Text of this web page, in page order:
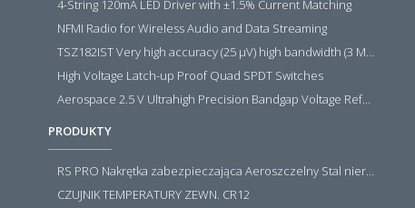
4-String 120mA LED Driver with ±1.5% Current Matching
NFMI Radio for Wireless Audio and Data Streaming
TSZ182IST Very high accuracy (25 µV) high bandwidth (3 MHz) zero drift 5 V operational amplifiers
High Voltage Latch-up Proof Quad SPDT Switches
Aerospace 2.5 V Ultrahigh Precision Bandgap Voltage Reference
PRODUKTY
CZUJNIK TEMPERATURY ZEWN. CR12